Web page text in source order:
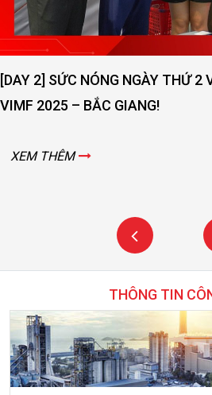
[DAY 2] SỨC NÓNG NGÀY THỨ
VIMF 2025 – BẮC GIANG!
XEM THÊM
THÔNG TIN